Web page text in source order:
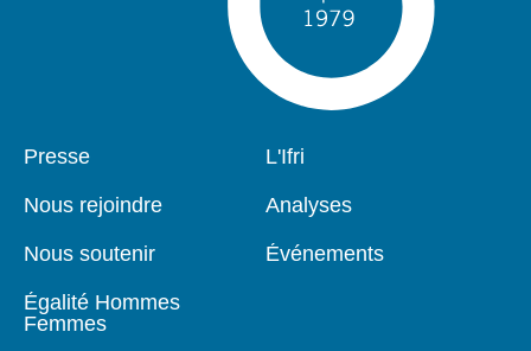
Pied
Presse
Nous rejoindre
Nous soutenir
Égalité Hommes
Femmes
Navigation
L'Ifri
Analyses
Événements